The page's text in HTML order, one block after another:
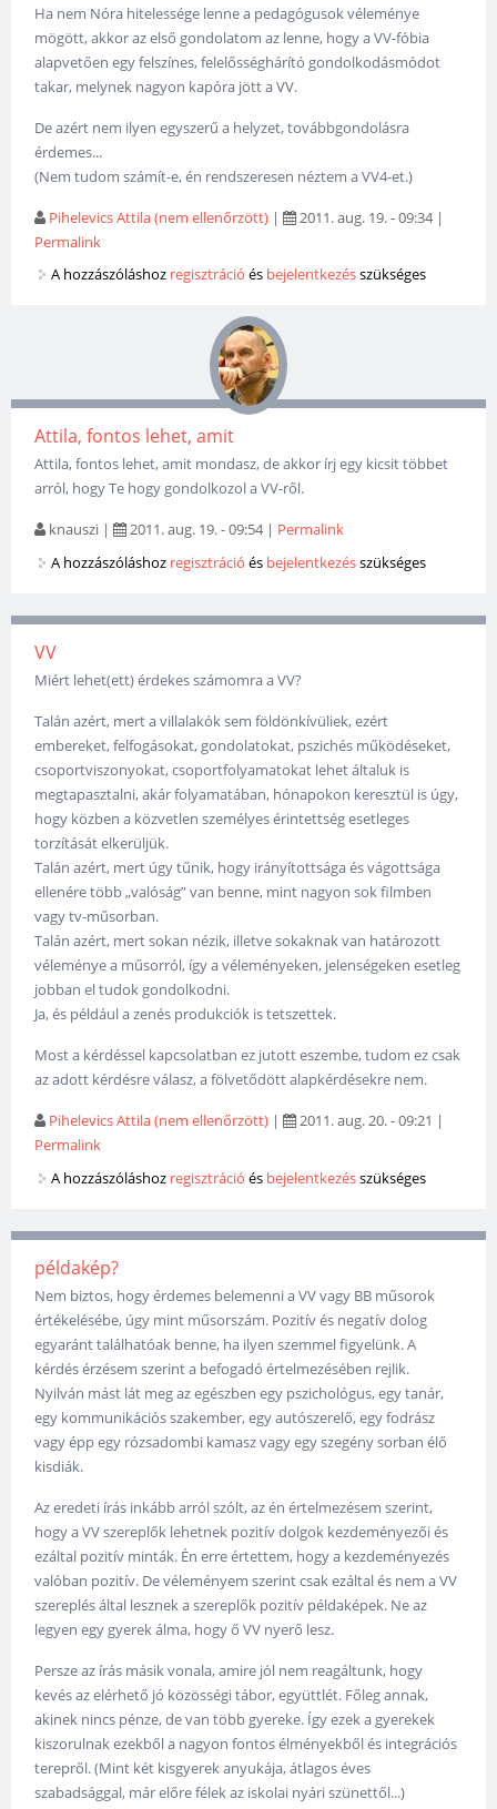
Ha nem Nóra hitelessége lenne a pedagógusok véleménye
mögött, akkor az első gondolatom az lenne, hogy a VV-fóbia
alapvetően egy felszínes, felelősséghárító gondolkodásmódot
takar, melynek nagyon kapóra jött a VV.
De azért nem ilyen egyszerű a helyzet, továbbgondolásra
érdemes...
(Nem tudom számít-e, én rendszeresen néztem a VV4-et.)
Pihelevics Attila (nem ellenőrzött) | 2011. aug. 19. - 09:34|
Permalink
A hozzászóláshoz regisztráció és bejelentkezésszükséges
Attila, fontos lehet, amit
Attila, fontos lehet, amit mondasz, de akkor írj egy kicsit többet
arról, hogy Te hogy gondolkozol a VV-ről.
knauszi | 2011. aug. 19. - 09:54| Permalink
A hozzászóláshoz regisztráció és bejelentkezésszükséges
VV
Miért lehet(ett) érdekes számomra a VV?
Talán azért, mert a villalakók sem földönkívüliek, ezért
embereket, felfogásokat, gondolatokat, pszichés működéseket,
csoportviszonyokat, csoportfolyamatokat lehet általuk is
megtapasztalni, akár folyamatában, hónapokon keresztül is úgy,
hogy közben a közvetlen személyes érintettség esetleges
torzítását elkerüljük.
Talán azért, mert úgy tűnik, hogy irányítottsága és vágottsága
ellenére több „valóság” van benne, mint nagyon sok filmben
vagy tv-műsorban.
Talán azért, mert sokan nézik, illetve sokaknak van határozott
véleménye a műsorról, így a véleményeken, jelenségeken esetleg
jobban el tudok gondolkodni.
Ja, és például a zenés produkciók is tetszettek.
Most a kérdéssel kapcsolatban ez jutott eszembe, tudom ez csak
az adott kérdésre válasz, a fölvetődött alapkérdésekre nem.
Pihelevics Attila (nem ellenőrzött) | 2011. aug. 20. - 09:21 |
Permalink
A hozzászóláshoz regisztráció és bejelentkezésszükséges
példakép?
Nem biztos, hogy érdemes belemenni a VV vagy BB műsorok
értékelésébe, úgy mint műsorszám. Pozitív és negatív dolog
egyaránt találhatóak benne, ha ilyen szemmel figyelünk. A
kérdés érzésem szerint a befogadó értelmezésében rejlik.
Nyilván mást lát meg az egészben egy pszichológus, egy tanár,
egy kommunikációs szakember, egy autószerelő, egy fodrász
vagy épp egy rózsadombi kamasz vagy egy szegény sorban élő
kisdiák.
Az eredeti írás inkább arról szólt, az én értelmezésem szerint,
hogy a VV szereplők lehetnek pozitív dolgok kezdeményezői és
ezáltal pozitív minták. Én erre értettem, hogy a kezdeményezés
valóban pozitív. De véleményem szerint csak ezáltal és nem a VV
szereplés által lesznek a szereplők pozitív példaképek. Ne az
legyen egy gyerek álma, hogy ő VV nyerő lesz.
Persze az írás másik vonala, amire jól nem reagáltunk, hogy
kevés az elérhető jó közösségi tábor, együttlét. Főleg annak,
akinek nincs pénze, de van több gyereke. Így ezek a gyerekek
kiszorulnak ezekből a nagyon fontos élményekből és integrációs
terepről. (Mint két kisgyerek anyukája, átlagos éves
szabadsággal, már előre félek az iskolai nyári szünettől...)